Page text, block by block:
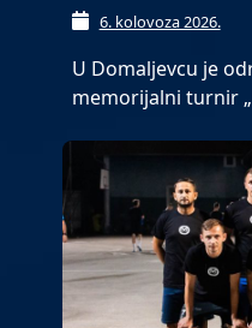
6. kolovoza 2026.
U Domaljevcu je
memorijalni turnir